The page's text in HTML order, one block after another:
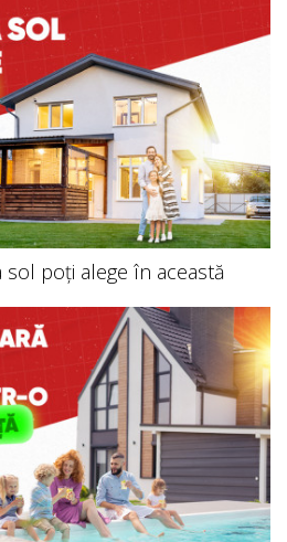
sol poți alege în această